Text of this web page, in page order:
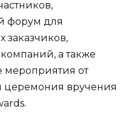
форум для
заказчиков,
а также
от
церемония вручения